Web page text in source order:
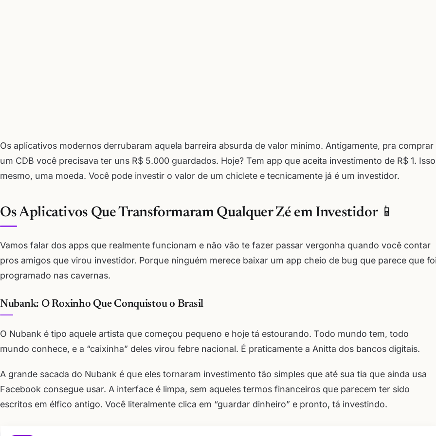
Os aplicativos modernos derrubaram aquela barreira absurda de valor mínimo. Antigamente, pra comprar
um CDB você precisava ter uns R$ 5.000 guardados. Hoje? Tem app que aceita investimento de R$ 1. Isso
mesmo, uma moeda. Você pode investir o valor de um chiclete e tecnicamente já é um investidor.
Os Aplicativos Que Transformaram Qualquer Zé em Investidor 📱
Vamos falar dos apps que realmente funcionam e não vão te fazer passar vergonha quando você contar
pros amigos que virou investidor. Porque ninguém merece baixar um app cheio de bug que parece que
programado nas cavernas.
Nubank: O Roxinho Que Conquistou o Brasil
O Nubank é tipo aquele artista que começou pequeno e hoje tá estourando. Todo mundo tem, todo
mundo conhece, e a “caixinha” deles virou febre nacional. É praticamente a Anitta dos bancos digitais.
A grande sacada do Nubank é que eles tornaram investimento tão simples que até sua tia que ainda usa
Facebook consegue usar. A interface é limpa, sem aqueles termos financeiros que parecem ter sido
escritos em élfico antigo. Você literalmente clica em “guardar dinheiro” e pronto, tá investindo.